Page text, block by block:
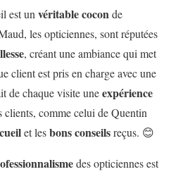
est un véritable coconde
les opticiennes, sont réputées
, créant une ambiance qui met
client est pris en charge avec une
de chaque visite uneexpérience
clients, comme celui de Quentin
et lesbons conseilsreçus. 😊
des opticiennes est